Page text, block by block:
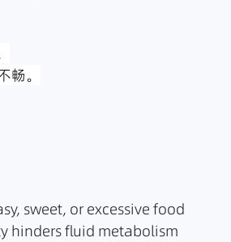
。
sweet, or excessive food
hinders fluid metabolism